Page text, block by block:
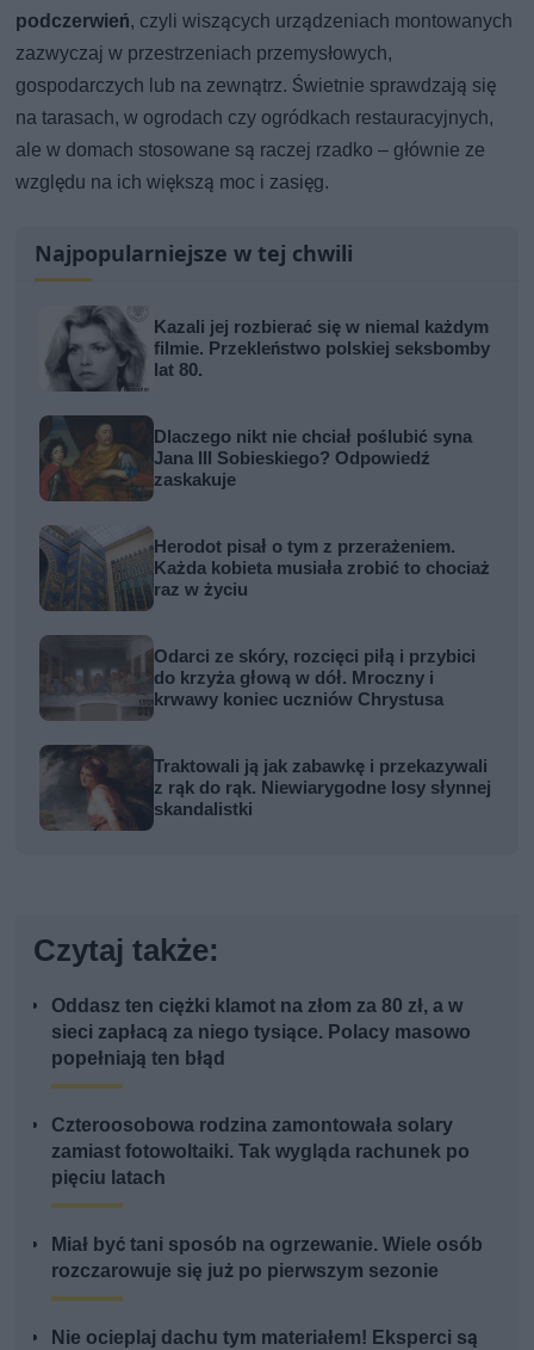
podczerwień, czyli wiszących urządzeniach montowanych
zazwyczaj w przestrzeniach przemysłowych,
gospodarczych lub na zewnątrz. Świetnie sprawdzają się
na tarasach, w ogrodach czy ogródkach restauracyjnych,
ale w domach stosowane są raczej rzadko – głównie ze
względu na ich większą moc i zasięg.
Najpopularniejsze w tej chwili
Kazali jej rozbierać się w niemal każdym
filmie. Przekleństwo polskiej seksbomby
lat 80.
Dlaczego nikt nie chciał poślubić syna
Jana III Sobieskiego? Odpowiedź
zaskakuje
Herodot pisał o tym z przerażeniem.
Każda kobieta musiała zrobić to chociaż
raz w życiu
Odarci ze skóry, rozcięci piłą i przybici
do krzyża głową w dół. Mroczny i
krwawy koniec uczniów Chrystusa
Traktowali ją jak zabawkę i przekazywali
z rąk do rąk. Niewiarygodne losy słynnej
skandalistki
Czytaj także:
Oddasz ten ciężki klamot na złom za 80 zł, a w
sieci zapłacą za niego tysiące. Polacy masowo
popełniają ten błąd
Czteroosobowa rodzina zamontowała solary
zamiast fotowoltaiki. Tak wygląda rachunek po
pięciu latach
Miał być tani sposób na ogrzewanie. Wiele osób
rozczarowuje się już po pierwszym sezonie
Nie ocieplaj dachu tym materiałem! Eksperci są